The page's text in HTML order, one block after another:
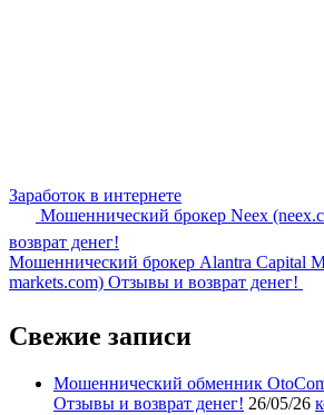
Заработок в интернете
Мошеннический брокер Neex
возврат денег!
Мошеннический брокер Alantra Capital
markets.com) Отзывы и возврат денег!
Свежие записи
Мошеннический обменник
Отзывы и возврат денег! 26/05/26